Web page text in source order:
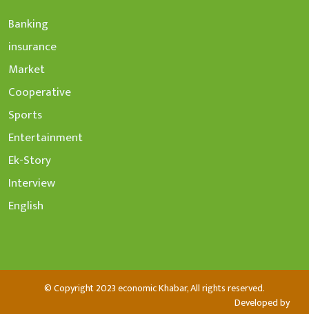
Banking
insurance
Market
Cooperative
Sports
Entertainment
Ek-Story
Interview
English
© Copyright 2023 economic Khabar, All rights reserved.
Developed by